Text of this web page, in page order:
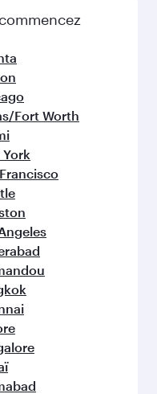
Fort Worth